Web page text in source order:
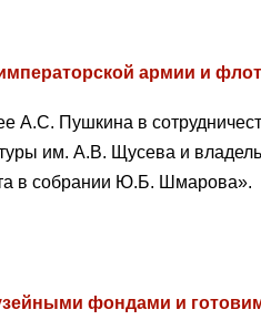
армии и
А.С. Пушкина в
им. А.В. Щусева и
в собрании Ю.Б. Шмарова».
фондами и